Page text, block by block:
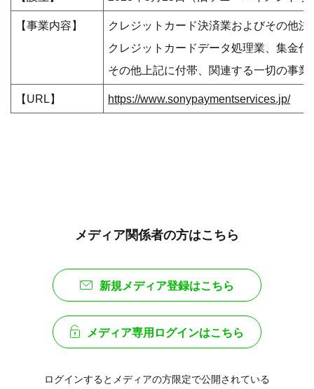
【事業内容】
クレジットカード決済業およびその他決
クレジットカードデータ処理業、集金代
その他上記に付帯、関連する一切の事業
【URL】 https://www.sonypaymentservices.jp/
メディア関係者の方はこちら
新規メディア登録はこちら
メディア専用ログインはこちら
ログインするとメディアの方限定で公開されている